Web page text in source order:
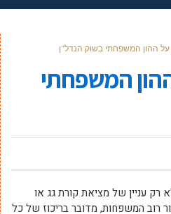
על ההון המשפחתי בשוק הנדל”ן
המשפחתי
עניין של מציאת קורת גג או
רוב המשפחות, מדובר בריכוז של כל